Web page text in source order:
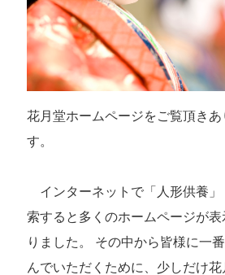
花月堂ホームページをご覧頂きあ
す。
インターネットで「人形供養」
索すると多くのホームページが
りました。 その中から皆様に一
んでいただくために、少しだけ